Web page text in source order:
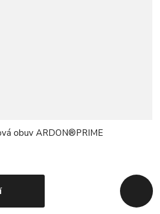
obuv ARDON®PRIME
Zpět